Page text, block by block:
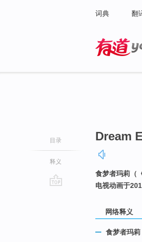
词典 翻
目录
释义
Dream
食梦者玛莉（
电视动画于
网络释义
食梦者玛莉